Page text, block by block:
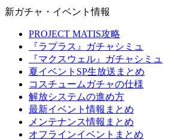
新ガチャ・イベント情報
PROJECT MATIS攻略
『ラプラス』ガチャシミュ
『マクスウェル』ガチャシミュ
夏イベントSP生放送まとめ
コスチュームガチャの仕様
解放システムの進め方
最新イベント情報まとめ
メンテナンス情報まとめ
オフラインイベントまとめ